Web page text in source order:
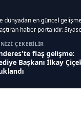
ÇEKEBİLİR
flaş gelişme:
Başkanı İlkay
dünyadan en güncel
haber portalıdır.
kategorilerinde